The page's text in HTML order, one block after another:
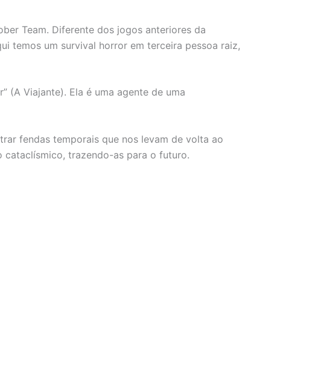
Team. Diferente dos jogos anteriores da
temos um survival horror em terceira pessoa raiz,
(A Viajante). Ela é uma agente de uma
fendas temporais que nos levam de volta ao
cataclísmico, trazendo-as para o futuro.